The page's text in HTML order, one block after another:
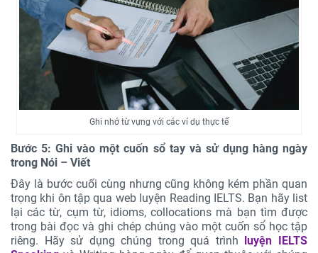
Ghi nhớ từ vựng với các ví dụ thực tế
Bước 5: Ghi vào một cuốn sổ tay và sử dụng hàng ngày
trong Nói – Viết
Đây là bước cuối cùng nhưng cũng không kém phần quan
trọng khi ôn tập qua web luyện Reading IELTS. Bạn hãy list
lại các từ, cụm từ, idioms, collocations mà bạn tìm được
trong bài đọc và ghi chép chúng vào một cuốn sổ học tập
riêng. Hãy sử dụng chúng trong quá trình
luyện IELTS